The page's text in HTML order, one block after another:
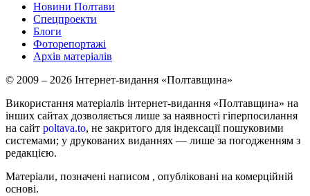
Новини Полтави
Спецпроекти
Блоги
Фоторепортажі
Архів матеріалів
© 2009 – 2026 Інтернет-видання «Полтавщина»
Використання матеріалів інтернет-видання «Полтавщина» на
інших сайтах дозволяється лише за наявності гіперпосилання
на сайт poltava.to, не закритого для індексації пошуковими
системами; у друкованих виданнях — лише за погодженням з
редакцією.
Матеріали, позначені написом , опубліковані на комерційній
основі.